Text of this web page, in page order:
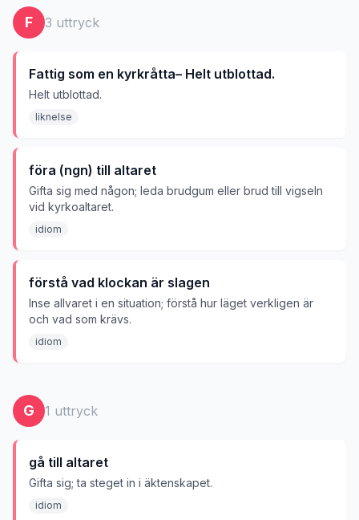
F 3 uttryck
Fattig som en kyrkråtta– Helt utblottad.
Helt utblottad.
liknelse
föra (ngn) till altaret
Gifta sig med någon; leda brudgum eller brud till vigseln
vid kyrkoaltaret.
idiom
förstå vad klockan är slagen
Inse allvaret i en situation; förstå hur läget verkligen är
och vad som krävs.
idiom
G 1 uttryck
gå till altaret
Gifta sig; ta steget in i äktenskapet.
idiom